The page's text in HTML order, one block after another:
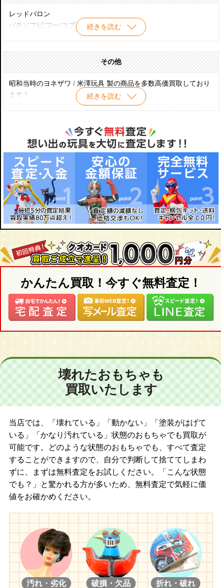
ダッサン ブルーバード1300DX
日産セドリックスーパー6
日産グロリア ス-パーDX
アトムジェット
マグマ大使 キャデラック
ビュイック・ルセイバー コンセプトカー
スーパージェッター
０戦はやと
宇宙ロボット ロビー
タイガーマスク 電車廻り
オリエント オート三輪
テレホンロボット
モダンロボット
クラグスタンロボット
１９５８年 オリエント三輪トラックAB型
プリンス グロリア
日野 コンテッサ1300
キャデラック
鉄腕アトム 消防車
スモーキングロボット
グロリア パトカー
ビッグX 新幹線
ビックＸ 潜水艦
ビッグX サブマリン
クリスタルロボット
クラウンクレージーキャッツ
クロームドーム ロボット
ウィンキーロボット
ムーンスペースロボ
続きを読む
レッドバロン
パチソフビ/フー/コブラー
アステカイザー
ミラーマン
ウルトラセブン
マグマ大使
狼少年ケン
パーマン
突撃！ヒューマン
鉄腕アトム
バロム１
ハットリ君 など
その他
続きを読む
昭和当時のヨネザワ / 米澤玩具 製の商品を多数高価買取しており
ます！
掲載以外のヨネザワ / 米澤玩具 商品も大歓迎でございます！
かんたん買取！今すぐ無料査定！
壊れたおもちゃも
買取いたします
当店では、「壊れている」「動かない」「塗装がはげて
いる」「かなり汚れている」状態のおもちゃでも買取が
可能です。どのような状態のおもちゃでも、すべて査定
することができますので、自分で判断して捨ててしまわ
ずに、まずは無料査定をお試しください。「こんな状態
でも？」と驚かれる方が多いため、無料査定で気軽に価
値をお確かめください。
汚れ・劣化 破損・欠品 折れ・破れ